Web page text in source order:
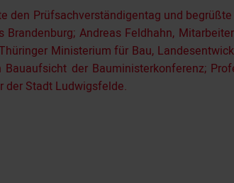
Prüfsachverständigentag und
Andreas Feldhahn,
Ministerium für Bau,
der Bauministerkonferenz;
der Stadt Ludwigsfelde.